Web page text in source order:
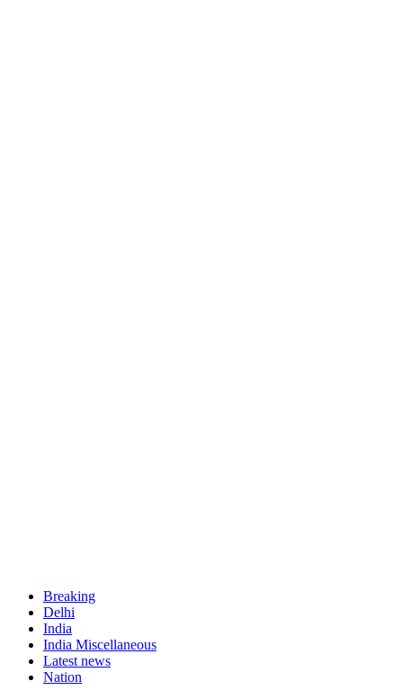
Breaking
Delhi
India
India Miscellaneous
Latest news
Nation